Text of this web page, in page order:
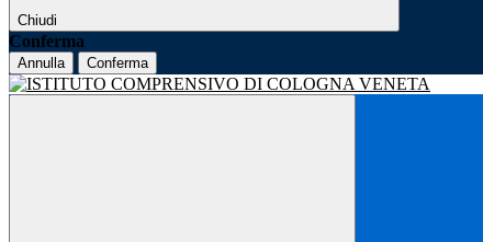
Chiudi
Conferma
Annulla Conferma